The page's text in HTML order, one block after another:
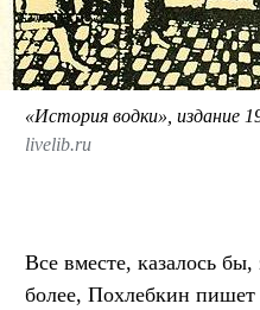
«История водки», издание
livelib.ru
Все вместе, казалось
более, Похлебкин